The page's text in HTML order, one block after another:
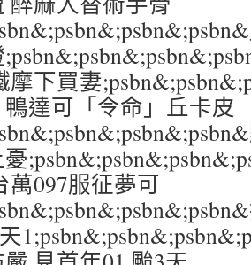
下買妻
達可「令命」丘卡皮
萬097服征夢可